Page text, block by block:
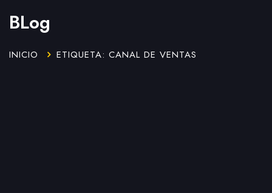
BLog
INICIO ETIQUETA: CANAL DE VENTAS